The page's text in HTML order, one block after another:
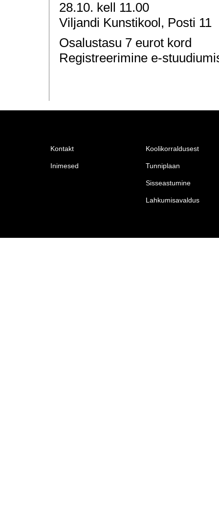
28.10. kell 11.00
Viljandi Kunstikool, Posti 11
Osalustasu 7 eurot kord
Registreerimine e-
Kontakt
Inimesed
Koolikorraldusest
Tunniplaan
Sisseastumine
Lahkumisavaldus